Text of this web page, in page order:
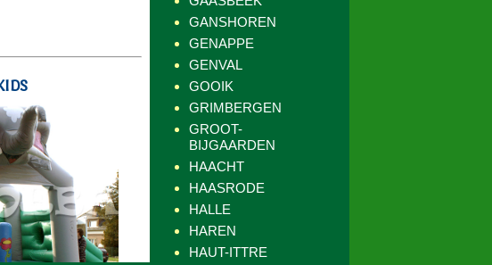
GANSHOREN
GENAPPE
GENVAL
GOOIK
GRIMBERGEN
GROOT-
BIJGAARDEN
HAACHT
HAASRODE
HALLE
HAREN
HAUT-ITTRE